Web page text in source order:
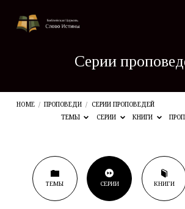
Серии
HOME / ПРОПОВЕДИ / СЕРИИ ПРОПОВЕДЕЙ
ТЕМЫ
СЕРИИ КНИГИ
Серии
проповедей
ТЕМЫ СЕРИИ КНИГИ